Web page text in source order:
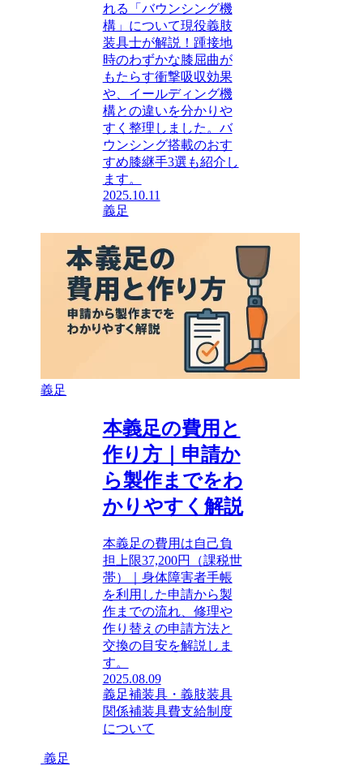
れる「バウンシング機
構」について現役義肢
装具士が解説！踵接地
時のわずかな膝屈曲が
もたらす衝撃吸収効果
や、イールディング機
構との違いを分かりや
すく整理しました。バ
ウンシング搭載のおす
すめ膝継手3選も紹介し
ます。
2025.10.11
義足
義足
本義足の費用と
作り方｜申請か
ら製作までをわ
かりやすく解説
本義足の費用は自己負
担上限37,200円（課税世
帯）｜身体障害者手帳
を利用した申請から製
作までの流れ、修理や
作り替えの申請方法と
交換の目安を解説しま
す。
2025.08.09
義足補装具・義肢装具
関係補装具費支給制度
について
義足